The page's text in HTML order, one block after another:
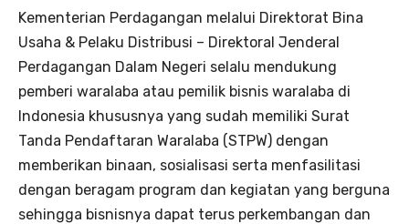
Kementerian Perdagangan melalui Direktorat Bina
Usaha & Pelaku Distribusi – Direktoral Jenderal
Perdagangan Dalam Negeri selalu mendukung
pemberi waralaba atau pemilik bisnis waralaba di
Indonesia khususnya yang sudah memiliki Surat
Tanda Pendaftaran Waralaba (STPW) dengan
memberikan binaan, sosialisasi serta menfasilitasi
dengan beragam program dan kegiatan yang berguna
sehingga bisnisnya dapat terus perkembangan dan